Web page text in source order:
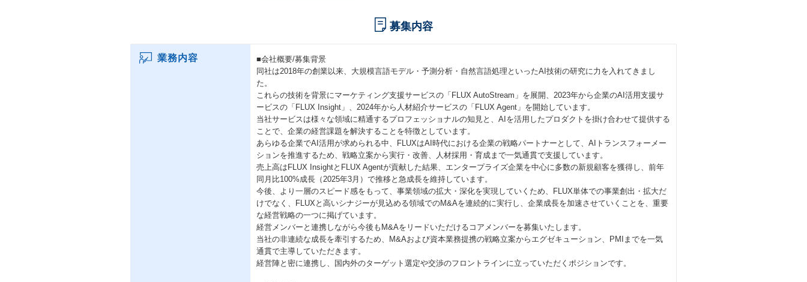
募集内容
業務内容
■会社概要/募集背景
同社は2018年の創業以来、大規模言語モデル・予測分析・自然言語処理といったAI技術の研究に力を入れてきまし
た。
これらの技術を背景にマーケティング支援サービスの「FLUX AutoStream」を展開、2023年から企業のAI活用支援サ
ービスの「FLUX Insight」、2024年から人材紹介サービスの「FLUX Agent」を開始しています。
当社サービスは様々な領域に精通するプロフェッショナルの知見と、AIを活用したプロダクトを掛け合わせて提供する
ことで、企業の経営課題を解決することを特徴としています。
あらゆる企業でAI活用が求められる中、FLUXはAI時代における企業の戦略パートナーとして、AIトランスフォーメー
ションを推進するため、戦略立案から実行・改善、人材採用・育成まで一気通貫で支援しています。
売上高はFLUX InsightとFLUX Agentが貢献した結果、エンタープライズ企業を中心に多数の新規顧客を獲得し、前年
同月比100%成長（2025年3月）で推移と急成長を維持しています。
今後、より一層のスピード感をもって、事業領域の拡大・深化を実現していくため、FLUX単体での事業創出・拡大だ
けでなく、FLUXと高いシナジーが見込める領域でのM&Aを連続的に実行し、企業成長を加速させていくことを、重要
な経営戦略の一つに掲げています。
経営メンバーと連携しながら今後もM&Aをリードいただけるコアメンバーを募集いたします。
当社の非連続な成長を牽引するため、M&Aおよび資本業務提携の戦略立案からエグゼキューション、PMIまでを一気
通貫で主導していただきます。
経営陣と密に連携し、国内外のターゲット選定や交渉のフロントラインに立っていただくポジションです。